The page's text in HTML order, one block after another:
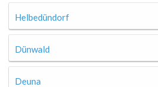
Helbedündorf
Dünwald
Deuna